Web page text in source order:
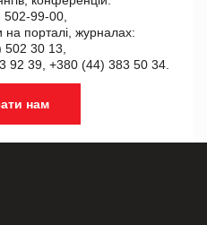
99-00,
порталі, журналах:
30 13,
92 39, +380 (44) 383 50 34.
нам